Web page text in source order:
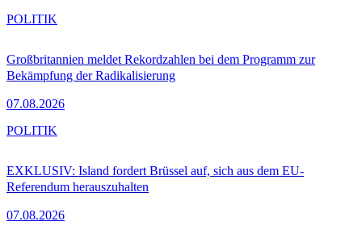
Großbritannien meldet Rekordzahlen bei dem Programm zur
Bekämpfung der Radikalisierung
07.08.2026
POLITIK
EXKLUSIV: Island fordert Brüssel auf, sich aus dem EU-
Referendum herauszuhalten
07.08.2026
POLITIK